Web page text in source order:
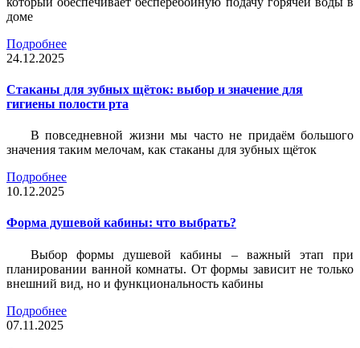
доме
Подробнее
24.12.2025
Стаканы для зубных щёток: выбор и значение для
гигиены полости рта
В повседневной жизни мы часто не придаём большого
значения таким мелочам, как стаканы для зубных щёток
Подробнее
10.12.2025
Форма душевой кабины: что выбрать?
Выбор формы душевой кабины – важный этап при
планировании ванной комнаты. От формы зависит не только
внешний вид, но и функциональность кабины
Подробнее
07.11.2025